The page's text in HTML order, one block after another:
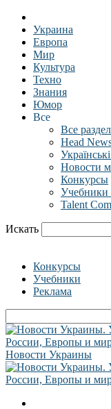
Украина
Европа
Мир
Культура
Техно
Знания
Юмор
Все
Все
Head
Новости
Конкурсы
Учебники
Talent
Искать
Конкурсы
Учебники
Реклама
Новости Украины